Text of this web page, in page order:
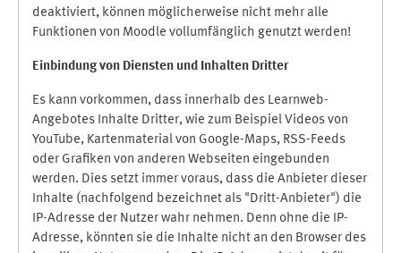
deaktiviert, können möglicherweise nicht mehr alle
Funktionen von Moodle vollumfänglich genutzt werden!
Einbindung von Diensten und Inhalten Dritter
Es kann vorkommen, dass innerhalb des Learnweb-
Angebotes Inhalte Dritter, wie zum Beispiel Videos von
YouTube, Kartenmaterial von Google-Maps, RSS-Feeds
oder Grafiken von anderen Webseiten eingebunden
werden. Dies setzt immer voraus, dass die Anbieter dieser
Inhalte (nachfolgend bezeichnet als "Dritt-Anbieter") die
IP-Adresse der Nutzer wahr nehmen. Denn ohne die IP-
Adresse, könnten sie die Inhalte nicht an den Browser des